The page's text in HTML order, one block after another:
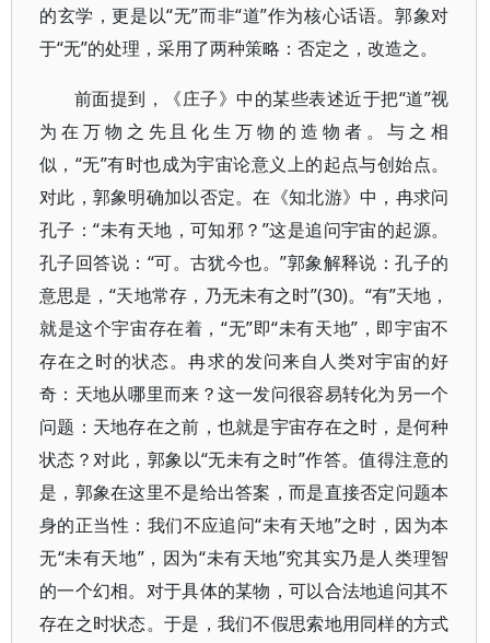
的玄学，更是以“无”而非“道”作为核心话语。郭象对
于“无”的处理，采用了两种策略：否定之，改造之。
前面提到，《庄子》中的某些表述近于把“道”视
为在万物之先且化生万物的造物者。与之相
似，“无”有时也成为宇宙论意义上的起点与创始点。
对此，郭象明确加以否定。在《知北游》中，冉求问
孔子：“未有天地，可知邪？”这是追问宇宙的起源。
孔子回答说：“可。古犹今也。”郭象解释说：孔子的
意思是，“天地常存，乃无未有之时”(30)。“有”天地，
就是这个宇宙存在着，“无”即“未有天地”，即宇宙不
存在之时的状态。冉求的发问来自人类对宇宙的好
奇：天地从哪里而来？这一发问很容易转化为另一个
问题：天地存在之前，也就是宇宙存在之时，是何种
状态？对此，郭象以“无未有之时”作答。值得注意的
是，郭象在这里不是给出答案，而是直接否定问题本
身的正当性：我们不应追问“未有天地”之时，因为本
无“未有天地”，因为“未有天地”究其实乃是人类理智
的一个幻相。对于具体的某物，可以合法地追问其不
存在之时状态。于是，我们不假思索地用同样的方式